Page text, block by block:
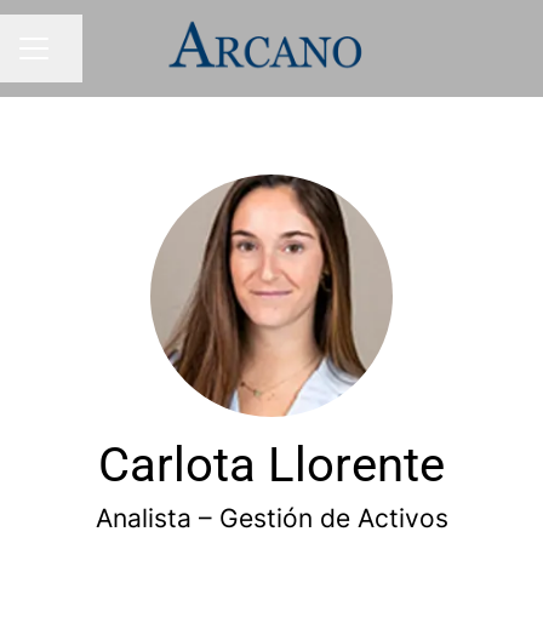
Condividi la pagina
Carlota Llorente
Analista – Gestión de Activos